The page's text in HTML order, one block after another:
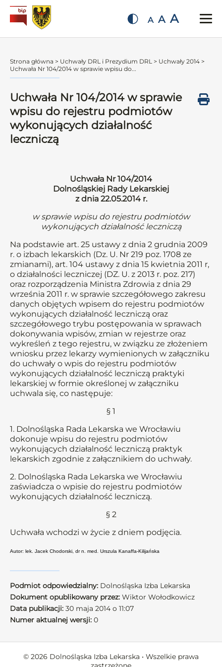
A A A
Strona główna > Uchwały DRL i Prezydium DRL > Uchwały 2014 >
Uchwała Nr 104/2014 w sprawie wpisu do...
Uchwała Nr 104/2014 w sprawie
wpisu do rejestru podmiotów
wykonujących działalność
leczniczą
Uchwała Nr 104/2014
Dolnośląskiej Rady Lekarskiej
z dnia 22.05.2014 r.
w sprawie wpisu do rejestru podmiotów
wykonujących działalność leczniczą
Na podstawie art. 25 ustawy z dnia 2 grudnia 2009
r. o izbach lekarskich (Dz. U. Nr 219 poz. 1708 ze
zmianami), art. 104 ustawy z dnia 15 kwietnia 2011 r,
o działalności leczniczej (DZ. U. z 2013 r. poz. 217)
oraz rozporządzenia Ministra Zdrowia z dnia 29
września 2011 r. w sprawie szczegółowego zakresu
danych objętych wpisem do rejestru podmiotów
wykonujących działalność leczniczą oraz
szczegółowego trybu postępowania w sprawach
dokonywania wpisów, zmian w rejestrze oraz
wykreśleń z tego rejestru, w związku ze złożeniem
wniosku przez lekarzy wymienionych w załączniku
do uchwały o wpis do rejestru podmiotów
wykonujących działalność leczniczą praktyki
lekarskiej w formie określonej w załączniku
uchwala się, co następuje:
§ 1
1. Dolnośląska Rada Lekarska we Wrocławiu
dokonuje wpisu do rejestru podmiotów
wykonujących działalność leczniczą praktyk
lekarskich zgodnie z załącznikiem do uchwały.
2. Dolnośląska Rada Lekarska we Wrocławiu
zaświadcza o wpisie do rejestru podmiotów
wykonujących działalność leczniczą.
§ 2
Uchwała wchodzi w życie z dniem podjęcia.
Autor: lek. Jacek Chodorski, dr n. med. Urszula Kanaffa-Kilijańska
Podmiot odpowiedzialny: Dolnośląska Izba Lekarska
Dokument opublikowany przez: Wiktor Wołodkowicz
Data publikacji: 30 maja 2014 o 11:07
Numer aktualnej wersji: 0
© 2026 Dolnośląska Izba Lekarska • Wszelkie prawa